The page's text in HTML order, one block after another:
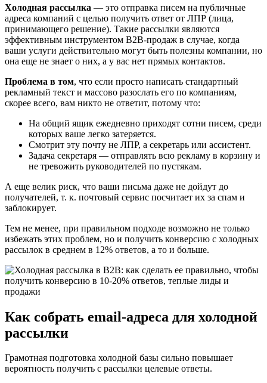
Холодная рассылка — это отправка писем на публичные
адреса компаний с целью получить ответ от ЛПР (лица,
принимающего решение). Такие рассылки являются
эффективным инструментом B2B-продаж в случае, когда
ваши услуги действительно могут быть полезны компании, но
она еще не знает о них, а у вас нет прямых контактов.
Проблема в том, что если просто написать стандартный
рекламный текст и массово разослать его по компаниям,
скорее всего, вам никто не ответит, потому что:
На общий ящик ежедневно приходят сотни писем, среди
которых ваше легко затеряется.
Смотрит эту почту не ЛПР, а секретарь или ассистент.
Задача секретаря — отправлять всю рекламу в корзину и
не тревожить руководителей по пустякам.
А еще велик риск, что ваши письма даже не дойдут до
получателей, т. к. почтовый сервис посчитает их за спам и
заблокирует.
Тем не менее, при правильном подходе возможно не только
избежать этих проблем, но и получить конверсию с холодных
рассылок в среднем в 12% ответов, а то и больше.
Как собрать email-адреса для холодной
рассылки
Грамотная подготовка холодной базы сильно повышает
вероятность получить с рассылки целевые ответы.